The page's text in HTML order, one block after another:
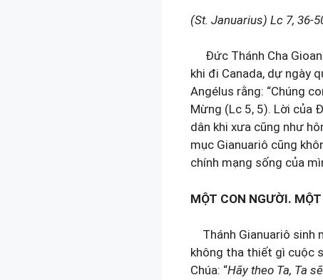
(St. Januarius) Lc 7, 36-
Ðức Thánh Cha
khi đi Canada, dự ngày
Angélus rằng: “Chúng
Mừng (Lc 5, 5). Lời của
dân khi xưa cũng như
mục Gianuariô cũng
chính mạng sống của
MỘT CON NGƯỜI.
Thánh Gianuariô sinh
không tha thiết gì cuộc
Chúa: “Hãy theo Ta, Ta